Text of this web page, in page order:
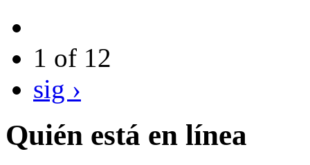
1 of 12
sig ›
Quién está en línea